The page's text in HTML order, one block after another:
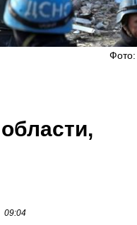
Фото:
09:04